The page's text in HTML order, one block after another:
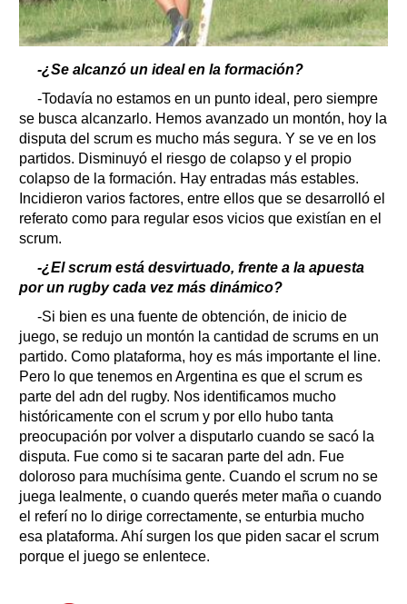
-¿Se alcanzó un ideal en la formación?
-Todavía no estamos en un punto ideal, pero siempre
se busca alcanzarlo. Hemos avanzado un montón, hoy la
disputa del scrum es mucho más segura. Y se ve en los
partidos. Disminuyó el riesgo de colapso y el propio
colapso de la formación. Hay entradas más estables.
Incidieron varios factores, entre ellos que se desarrolló el
referato como para regular esos vicios que existían en el
scrum.
-¿El scrum está desvirtuado, frente a la apuesta
por un rugby cada vez más dinámico?
-Si bien es una fuente de obtención, de inicio de
juego, se redujo un montón la cantidad de scrums en un
partido. Como plataforma, hoy es más importante el line.
Pero lo que tenemos en Argentina es que el scrum es
parte del adn del rugby. Nos identificamos mucho
históricamente con el scrum y por ello hubo tanta
preocupación por volver a disputarlo cuando se sacó la
disputa. Fue como si te sacaran parte del adn. Fue
doloroso para muchísima gente. Cuando el scrum no se
juega lealmente, o cuando querés meter maña o cuando
el referí no lo dirige correctamente, se enturbia mucho
esa plataforma. Ahí surgen los que piden sacar el scrum
porque el juego se enlentece.